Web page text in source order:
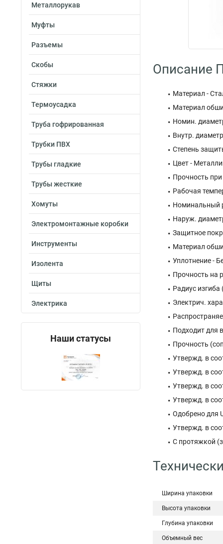
Металлорукав
Муфты
Разъемы
Скобы
Стяжки
Термоусадка
Труба гофрированная
Трубки ПВХ
Трубы гладкие
Трубы жесткие
Хомуты
Электромонтажные коробки
Инструменты
Изолента
Щиты
Электрика
Наши статусы
Описание
Материал -
Материал
Номин.
Внутр.
Степень
Цвет -
Прочность
Рабочая
Номинальный
Наруж.
Защитное
Материал
Уплотнение -
Прочность на
Радиус
Электрич.
Подходит для
Прочность
Утвержд. в
Утвержд. в
Утвержд. в
Утвержд. в
Одобрено для
Утвержд. в
С протяжкой
Ширина упаковки
Высота упаковки
Глубина упаковки
Объемный вес